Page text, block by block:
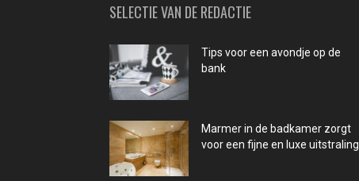
SELECTIE VAN DE REDACTIE
Tips voor een avondje op de
bank
Marmer in de badkamer zorgt
voor een fijne en luxe uitstraling